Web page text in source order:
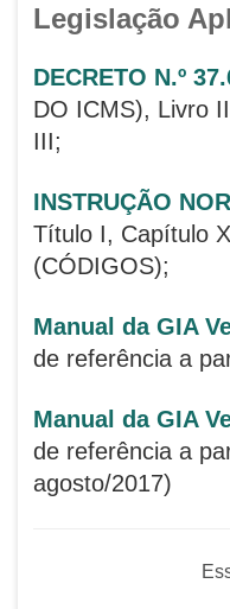
Legislação
DECRETO N.º
DO ICMS), Livro
III;
INSTRUÇÃO
Título I, Capítulo
(CÓDIGOS);
Manual da GIA
de referência a
Manual da GIA
de referência a
agosto/2017)